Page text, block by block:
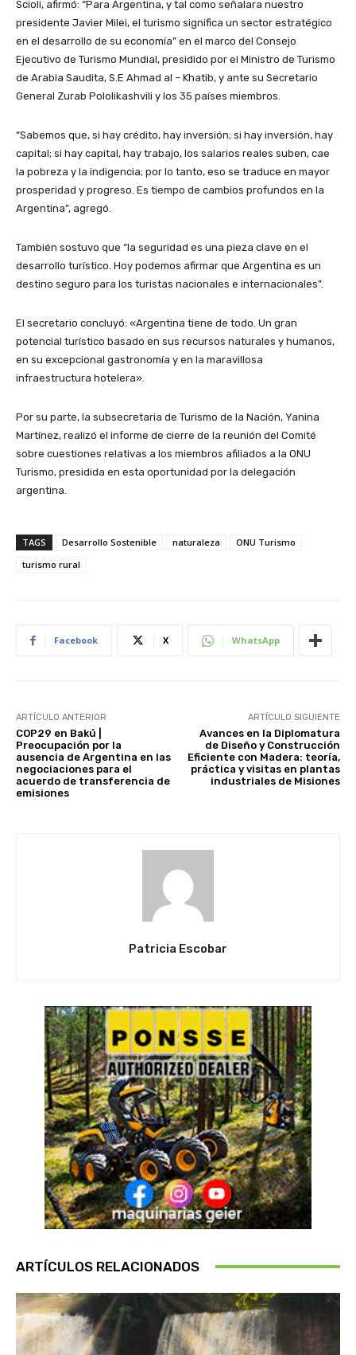
Scioli, afirmó: “Para Argentina, y tal como señalara nuestro
presidente Javier Milei, el turismo significa un sector estratégico
en el desarrollo de su economía” en el marco del Consejo
Ejecutivo de Turismo Mundial, presidido por el Ministro de Turismo
de Arabia Saudita, S.E Ahmad al – Khatib, y ante su Secretario
General Zurab Pololikashvili y los 35 países miembros.
“Sabemos que, si hay crédito, hay inversión; si hay inversión, hay
capital; si hay capital, hay trabajo, los salarios reales suben, cae
la pobreza y la indigencia; por lo tanto, eso se traduce en mayor
prosperidad y progreso. Es tiempo de cambios profundos en la
Argentina”, agregó.
También sostuvo que “la seguridad es una pieza clave en el
desarrollo turístico. Hoy podemos afirmar que Argentina es un
destino seguro para los turistas nacionales e internacionales”.
El secretario concluyó: «Argentina tiene de todo. Un gran
potencial turístico basado en sus recursos naturales y humanos,
en su excepcional gastronomía y en la maravillosa
infraestructura hotelera».
Por su parte, la subsecretaria de Turismo de la Nación, Yanina
Martínez, realizó el informe de cierre de la reunión del Comité
sobre cuestiones relativas a los miembros afiliados a la ONU
Turismo, presidida en esta oportunidad por la delegación
argentina.
TAGS Desarrollo Sostenible naturaleza
ONU Turismo
turismo rural
Facebook X WhatsApp
ARTÍCULO ANTERIOR
COP29 en Bakú |
Preocupación por la
ausencia de Argentina en las
negociaciones para el
acuerdo de transferencia de
emisiones
ARTÍCULO SIGUIENTE
Avances en la Diplomatura
de Diseño y Construcción
Eficiente con Madera: teoría,
práctica y visitas en plantas
industriales de Misiones
Patricia Escobar
ARTÍCULOS RELACIONADOS